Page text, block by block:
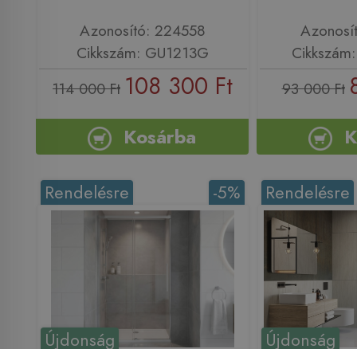
Azonosító: 224558
Cikkszám: GU1213G
114 000 Ft 108 300 Ft
Kosárba
93 000 Ft
Újdonság
-5%
Rendelésre
Újdonság
Rendelésre